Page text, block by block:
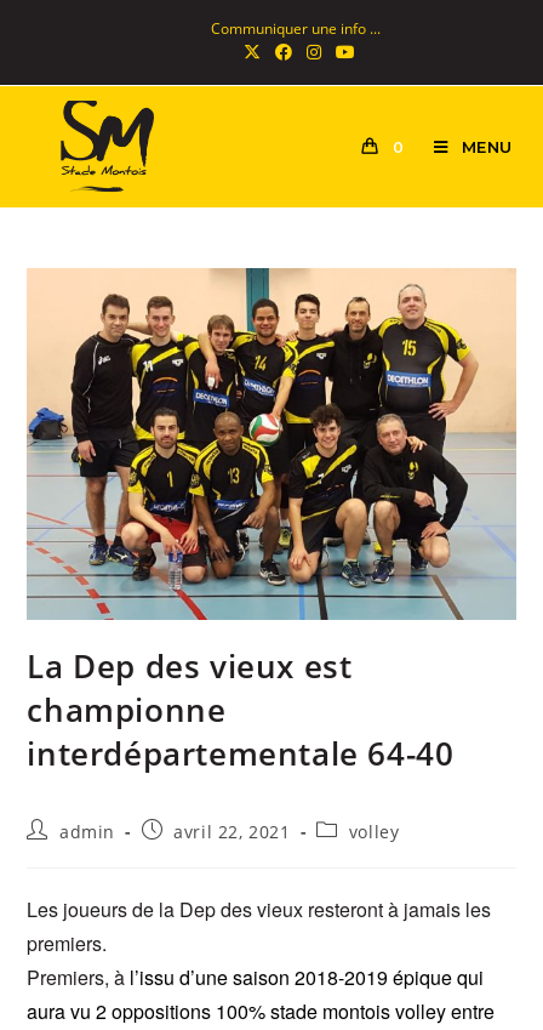
Communiquer une info ...
0 MENU
La Dep des vieux est
championne
interdépartementale 64-40
admin avril 22, 2021 volley
Les joueurs de la Dep des vieux resteront à jamais les
premiers.
Premiers, à l’issu d’une saison 2018-2019 épique qui
aura vu 2 oppositions 100% stade montois volley entre